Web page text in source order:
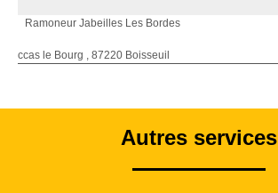
Ramoneur Jabeilles Les Bordes
ccas le Bourg , 87220 Boisseuil
Autres services